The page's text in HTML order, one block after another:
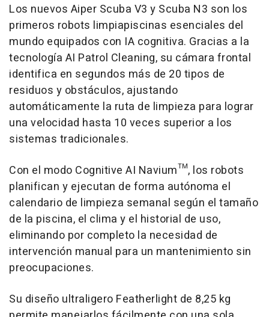
Los nuevos Aiper Scuba V3 y Scuba N3 son los
primeros robots limpiapiscinas esenciales del
mundo equipados con IA cognitiva. Gracias a la
tecnología AI Patrol Cleaning, su cámara frontal
identifica en segundos más de 20 tipos de
residuos y obstáculos, ajustando
automáticamente la ruta de limpieza para lograr
una velocidad hasta 10 veces superior a los
sistemas tradicionales.
Con el modo Cognitive AI Navium™, los robots
planifican y ejecutan de forma autónoma el
calendario de limpieza semanal según el tamaño
de la piscina, el clima y el historial de uso,
eliminando por completo la necesidad de
intervención manual para un mantenimiento sin
preocupaciones.
Su diseño ultraligero Featherlight de 8,25 kg